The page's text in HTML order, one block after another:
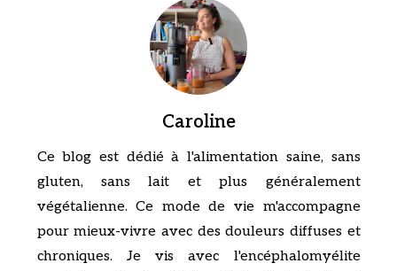
Caroline
Ce blog est dédié à l'alimentation saine, sans
gluten, sans lait et plus généralement
végétalienne. Ce mode de vie m'accompagne
pour mieux-vivre avec des douleurs diffuses et
chroniques. Je vis avec l'encéphalomyélite